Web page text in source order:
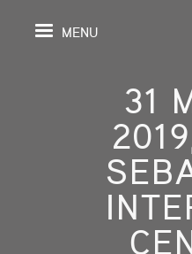
MENU
31